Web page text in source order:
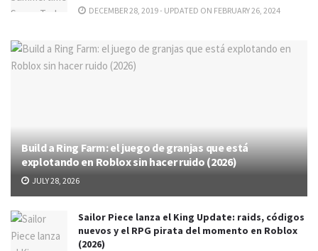
DECEMBER 28, 2019 - UPDATED ON FEBRUARY 26, 2024
Build a Ring Farm: el juego de granjas que está
explotando en Roblox sin hacer ruido (2026)
JULY 28, 2026
Sailor Piece lanza el King Update: raids, códigos
nuevos y el RPG pirata del momento en Roblox
(2026)